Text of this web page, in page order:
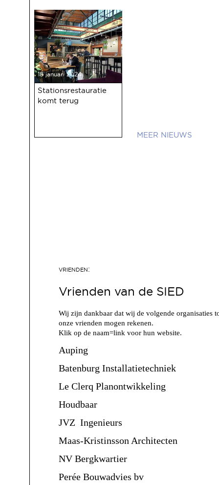
18 januari 2024
Stationsrestauratie
komt terug
NIEUWS
Vrienden van de SIED
Wij zijn dankbaar dat wij de volgende organisaties
onze vrienden mogen rekenen.
Klik op de naam=link voor hun website.
Auping
Batenburg Installatietechniek
Le Clerq Planontwikkeling
Houdbaar
JVZ Ingenieurs
Maas-Kristinsson Architecten
NV Bergkwartier
Perée Bouwadvies bv